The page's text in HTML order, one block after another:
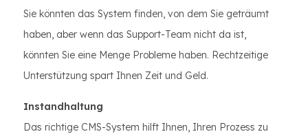
Sie könnten das System finden, von dem Sie geträumt
haben, aber wenn das Support-Team nicht da ist,
könnten Sie eine Menge Probleme haben. Rechtzeitige
Unterstützung spart Ihnen Zeit und Geld.
Instandhaltung
Das richtige CMS-System hilft Ihnen, Ihren Prozess zu